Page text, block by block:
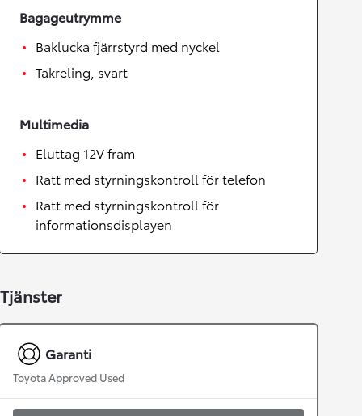
Bagageutrymme
Baklucka fjärrstyrd med nyckel
Takreling, svart
Multimedia
Eluttag 12V fram
Ratt med styrningskontroll för telefon
Ratt med styrningskontroll för
informationsdisplayen
Tjänster
Garanti
Toyota Approved Used